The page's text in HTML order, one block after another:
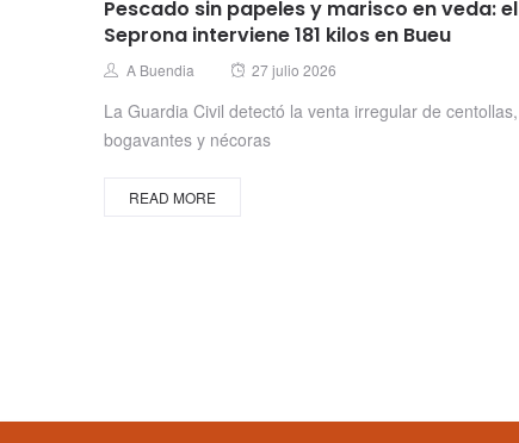
Pescado sin papeles y marisco en veda: el
Seprona interviene 181 kilos en Bueu
Author
A Buendia
Posted
27 julio 2026
La Guardia Civil detectó la venta irregular de centollas,
bogavantes y nécoras
READ MORE